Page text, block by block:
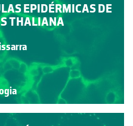
EPIDÉRMICAS DE
THALIANA